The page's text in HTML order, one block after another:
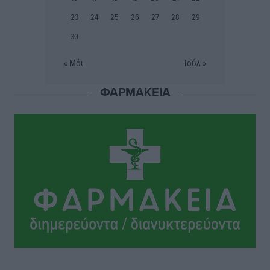
Σταυρός Καλυθιών: Απέκτησε την Φωτεινή Πιζάνια
Σι Τζέι Χάρις: «Να πανηγυρίσουμε πολλές νίκες μαζί»
Πρωτάθλημα Πίστας
23
24 25 26 27 28
29
30
« Μάι Ιούλ »
ΦΑΡΜΑΚΕΙΑ